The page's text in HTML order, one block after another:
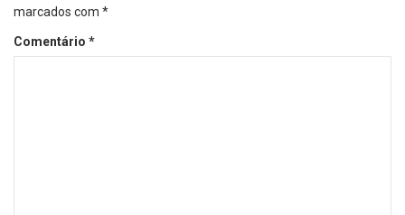
marcados com *
Comentário *